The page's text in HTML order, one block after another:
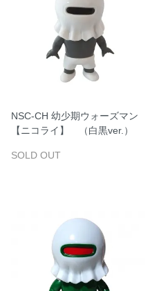
NSC‐CH 幼少期ウォーズマン
【ニコライ】 （白黒ver.）
SOLD OUT